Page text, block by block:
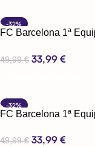
-32%
FC Barcelona 1ª
49,99€ 33,99 €
-32%
FC Barcelona 1ª
49,99€ 33,99 €